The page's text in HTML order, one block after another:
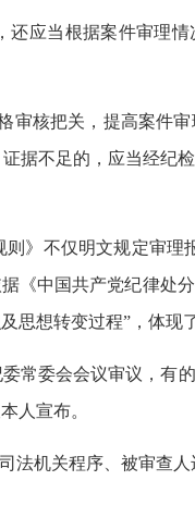
应当根据案件审理
核把关，提高案件审
据不足的，应当经纪
》不仅明文规定审理
《中国共产党纪律处
思想转变过程”，体现
常委会会议审议，有
人宣布。
机关程序、被审查